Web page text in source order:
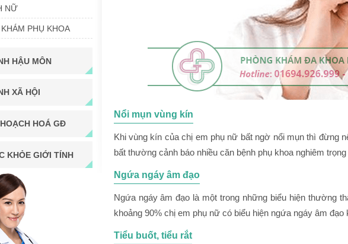
NỮ
PHỤ KHOA
HẬU MÔN
XÃ HỘI
HOÁ GĐ
KHỎE GIỚI TÍNH
Nổi mụn vùng kín
Khi vùng kín của chị em phụ nữ bất ngờ nổi mụn thì đừng
bất thường cảnh báo nhiều căn bệnh phụ khoa nghiêm
Ngứa ngáy âm đạo
Ngứa ngáy âm đạo là một trong những biểu hiện thường
khoảng 90% chị em phụ nữ có biểu hiện ngứa ngáy âm
Tiểu buốt, tiểu rắt